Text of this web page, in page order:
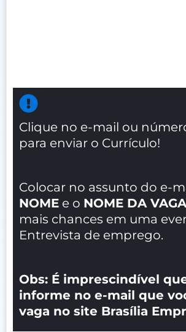
Clique no e-mail ou
para enviar o Currículo!
Colocar no assunto do e-
NOME e o NOME DA VAGA
mais chances em uma
Entrevista de emprego.
Obs: É imprescindível
informe no e-mail que
vaga no site Brasília